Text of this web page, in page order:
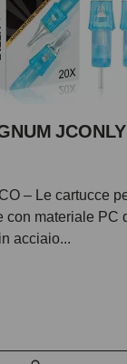
– Le cartucce
con materiale PC
acciaio...